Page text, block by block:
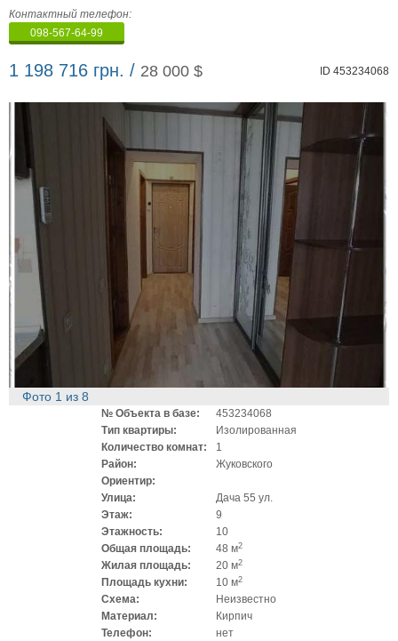
Агенство
недвижимости
"Аверс"
Контактный телефон:
098-567-64-99
1 198 716 грн. / 28 000 $ ID 453234068
Фото 1 из 8
№ Объекта в базе:
453234068
Тип квартиры:
Изолированная
Количество комнат:
1
Район:
Жуковского
Ориентир:
Улица:
Дача 55 ул.
Этаж:
9
Этажность:
10
Общая площадь:
48 м2
Жилая площадь: 20 м2
Площадь кухни: 10 м2
Схема:
Неизвестно
Материал:
Кирпич
Телефон:
нет